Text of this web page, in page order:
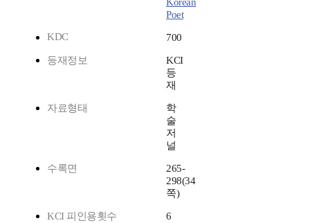
Korean
Poet
KDC
700
등재정보
KCI
등
재
자료형태
학
술
저
널
수록면
265-
298(34
쪽)
KCI 피인용횟수 6